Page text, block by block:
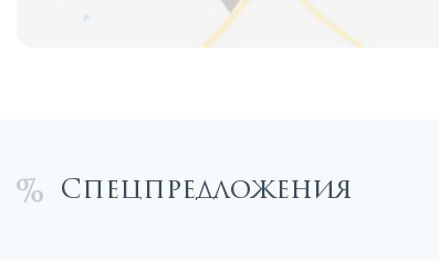
Спецпредложения